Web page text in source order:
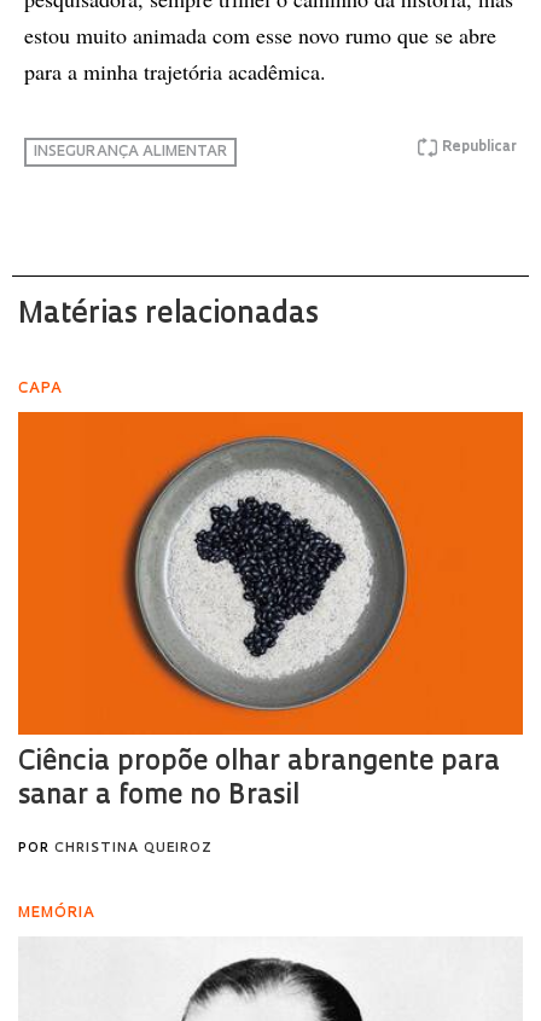
estou muito animada com esse novo rumo que se abre
para a minha trajetória acadêmica.
Republicar
INSEGURANÇA ALIMENTAR